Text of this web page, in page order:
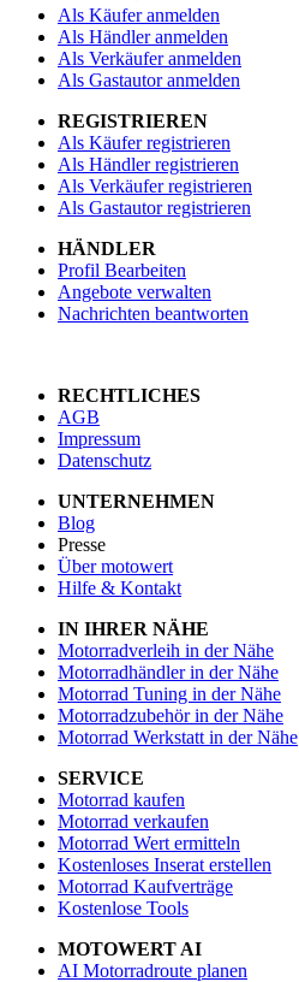
Als Käufer anmelden
Als Händler anmelden
Als Verkäufer anmelden
Als Gastautor anmelden
REGISTRIEREN
Als Käufer registrieren
Als Händler registrieren
Als Verkäufer registrieren
Als Gastautor registrieren
HÄNDLER
Profil Bearbeiten
Angebote verwalten
Nachrichten beantworten
RECHTLICHES
AGB
Impressum
Datenschutz
UNTERNEHMEN
Blog
Presse
Über motowert
Hilfe & Kontakt
IN IHRER NÄHE
Motorradverleih in der Nähe
Motorradhändler in der Nähe
Motorrad Tuning in der Nähe
Motorradzubehör in der Nähe
Motorrad Werkstatt in der Nähe
SERVICE
Motorrad kaufen
Motorrad verkaufen
Motorrad Wert ermitteln
Kostenloses Inserat erstellen
Motorrad Kaufverträge
Kostenlose Tools
MOTOWERT AI
AI Motorradroute planen